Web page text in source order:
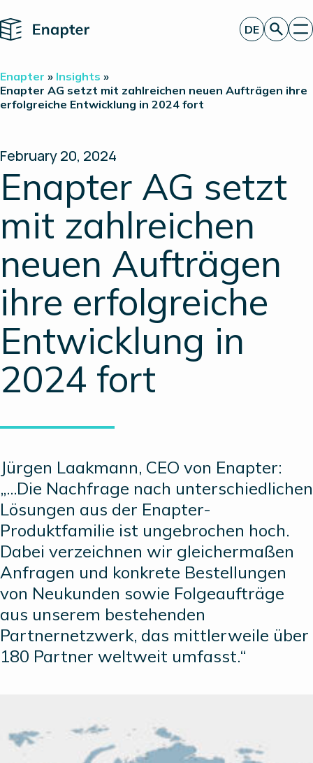
Home
Technologie
Produkte
Über uns
Investor Relations
DE
Enapter » Insights »
Enapter AG setzt mit zahlreichen neuen Aufträgen ihre
erfolgreiche Entwicklung in 2024 fort
February 20, 2024
Enapter AG setzt
mit zahlreichen
neuen Aufträgen
ihre erfolgreiche
Entwicklung in
2024 fort
Jürgen Laakmann, CEO von Enapter:
„...Die Nachfrage nach unterschiedlichen
Lösungen aus der Enapter-
Produktfamilie ist ungebrochen hoch.
Dabei verzeichnen wir gleichermaßen
Anfragen und konkrete Bestellungen
von Neukunden sowie Folgeaufträge
aus unserem bestehenden
Partnernetzwerk, das mittlerweile über
180 Partner weltweit umfasst.“